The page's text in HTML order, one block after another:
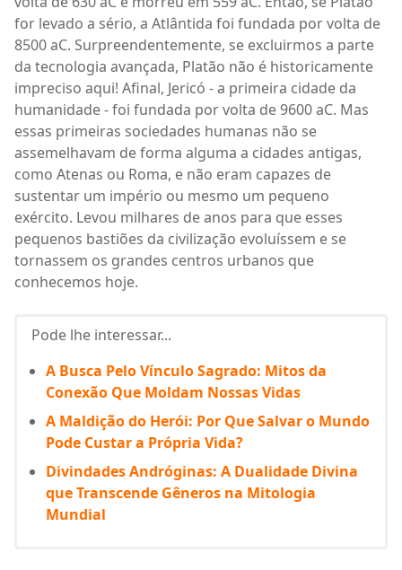
for levado a sério, a Atlântida foi fundada por volta de
8500 aC. Surpreendentemente, se excluirmos a parte
da tecnologia avançada, Platão não é historicamente
impreciso aqui! Afinal, Jericó - a primeira cidade da
humanidade - foi fundada por volta de 9600 aC. Mas
essas primeiras sociedades humanas não se
assemelhavam de forma alguma a cidades antigas,
como Atenas ou Roma, e não eram capazes de
sustentar um império ou mesmo um pequeno
exército. Levou milhares de anos para que esses
pequenos bastiões da civilização evoluíssem e se
tornassem os grandes centros urbanos que
conhecemos hoje.
Pode lhe interessar...
A Busca Pelo Vínculo Sagrado: Mitos da
Conexão Que Moldam Nossas Vidas
A Maldição do Herói: Por Que Salvar o Mundo
Pode Custar a Própria Vida?
Divindades Andróginas: A Dualidade Divina
que Transcende Gêneros na Mitologia
Mundial